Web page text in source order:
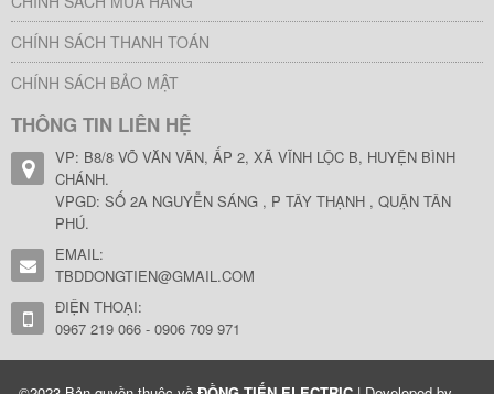
CHÍNH SÁCH THANH TOÁN
CHÍNH SÁCH BẢO MẬT
THÔNG TIN LIÊN HỆ
VP: B8/8 VÕ VĂN VÂN, ẤP 2, XÃ VĨNH LỘC B, HUYỆN BÌNH
CHÁNH.
VPGD: SỐ 2A NGUYỄN SÁNG , P TÂY THẠNH , QUẬN TÂN
PHÚ.
EMAIL:
TBDDONGTIEN@GMAIL.COM
ĐIỆN THOẠI:
0967 219 066 - 0906 709 971